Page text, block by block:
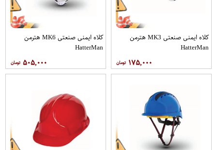
کلاه ایمنی صنعتی MK3 هترمن
HatterMan
۱۷۵,۰۰۰
کلاه ایمنی صنعتی MK6 هترمن
HatterMan
۵۰۵,۰۰۰